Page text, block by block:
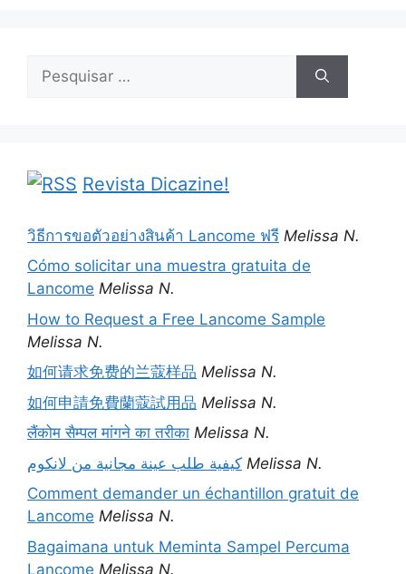
por:
Revista Dicazine!
วิธีการขอตัวอย่างสินค้า Lancome ฟรี Melissa N.
Cómo solicitar una muestra gratuita de
Lancome Melissa N.
How to Request a Free Lancome Sample
Melissa N.
如何请求免费的兰蔻样品 Melissa N.
如何申請免費蘭蔻試用品 Melissa N.
लैंकोम सैम्पल मांगने का तरीका Melissa N.
كيفية طلب عينة مجانية من لانكوم Melissa N.
Comment demander un échantillon gratuit de
Lancome Melissa N.
Bagaimana untuk Meminta Sampel Percuma
Lancome Melissa N.